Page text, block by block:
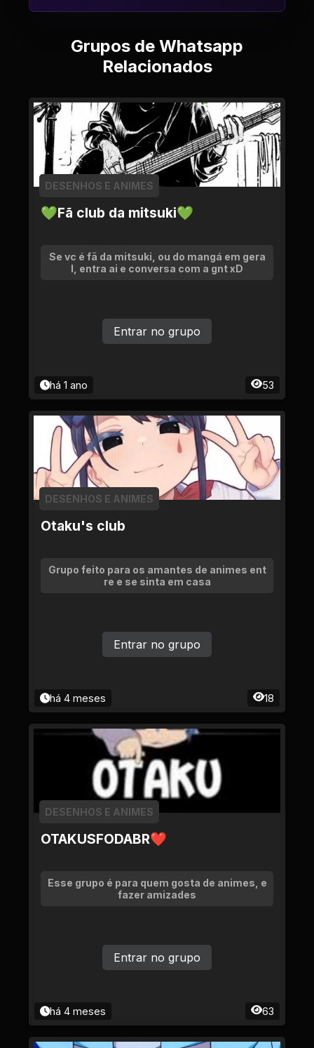
Grupos de Whatsapp
Relacionados
💚Fã club da mitsuki💚
DESENHOS E ANIMES
Se vc é fã da mitsuki, ou do mangá em gera
l, entra ai e conversa com a gnt xD
há 1 ano 53
Entrar no grupo
Otaku's club
DESENHOS E ANIMES
Grupo feito para os amantes de animes ent
re e se sinta em casa
há 4 meses 18
Entrar no grupo
OTAKUSFODABR❤
DESENHOS E ANIMES
Esse grupo é para quem gosta de animes, e
fazer amizades
há 4 meses 63
Entrar no grupo